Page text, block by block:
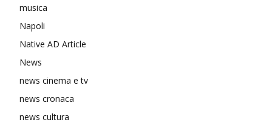
musica
Napoli
Native AD Article
News
news cinema e tv
news cronaca
news cultura